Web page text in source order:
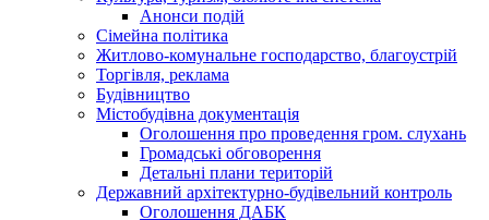
Анонси подій
Сімейна політика
Житлово-комунальне господарство, благоустрій
Торгівля, реклама
Будівництво
Містобудівна документація
Оголошення про проведення гром. слухань
Громадські обговорення
Детальні плани територій
Державний архітектурно-будівельний контроль
Оголошення ДАБК